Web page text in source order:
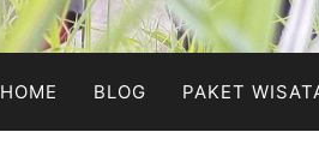
HOME BLOG PAKET